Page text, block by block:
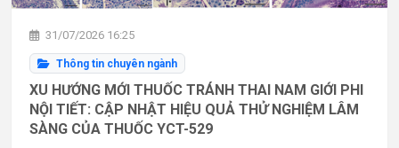
31/07/2026 16:25
Thông tin chuyên ngành
XU HƯỚNG MỚI THUỐC TRÁNH THAI NAM GIỚI PHI
NỘI TIẾT: CẬP NHẬT HIỆU QUẢ THỬ NGHIỆM LÂM
SÀNG CỦA THUỐC YCT-529